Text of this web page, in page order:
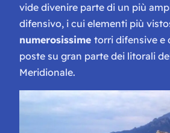
vide divenire parte di un più
difensivo, i cui elementi più
numerosissime torri difensive e
poste su gran parte dei litorali
Meridionale.